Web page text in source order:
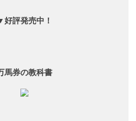
好評発売中！
馬券の教科書